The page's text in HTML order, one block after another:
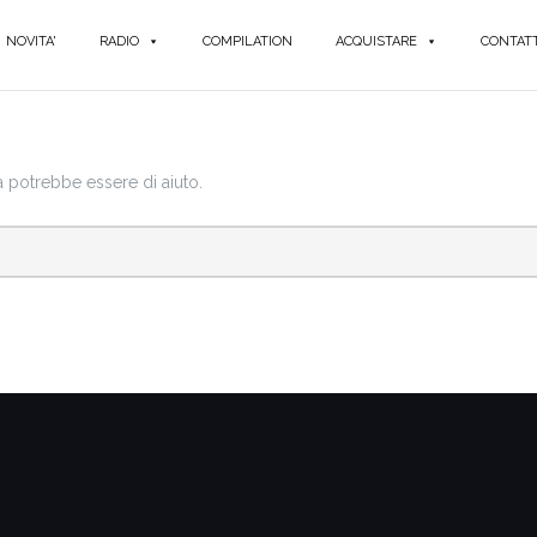
NOVITA' RADIO COMPILATION ACQUISTARE
essere di aiuto.